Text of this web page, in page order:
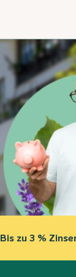
Bis zu 3 %